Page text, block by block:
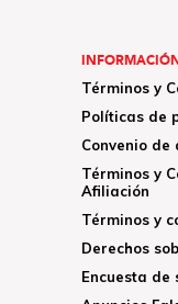
Términos y
Políticas de
Convenio de
Términos y
Afiliación
Términos y
Derechos
Encuesta de